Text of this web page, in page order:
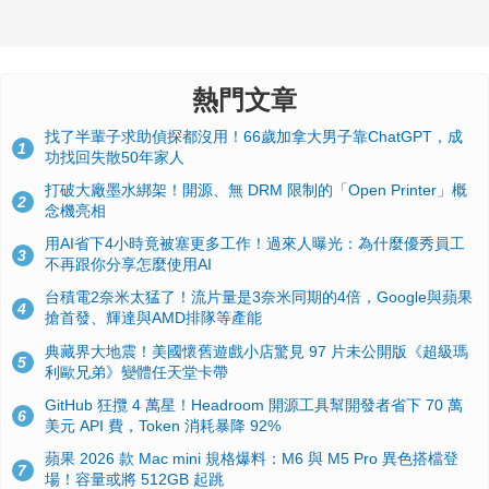
熱門文章
1
找了半輩子求助偵探都沒用！66歲加拿大男子靠ChatGPT，成
功找回失散50年家人
2
打破大廠墨水綁架！開源、無 DRM 限制的「Open Printer」概
念機亮相
3
用AI省下4小時竟被塞更多工作！過來人曝光：為什麼優秀員工
不再跟你分享怎麼使用AI
4
台積電2奈米太猛了！流片量是3奈米同期的4倍，Google與蘋果
搶首發、輝達與AMD排隊等產能
5
典藏界大地震！美國懷舊遊戲小店驚見 97 片未公開版《超級瑪
利歐兄弟》變體任天堂卡帶
6
GitHub 狂攬 4 萬星！Headroom 開源工具幫開發者省下 70 萬
美元 API 費，Token 消耗暴降 92%
7
蘋果 2026 款 Mac mini 規格爆料：M6 與 M5 Pro 異色搭檔登
場！容量或將 512GB 起跳